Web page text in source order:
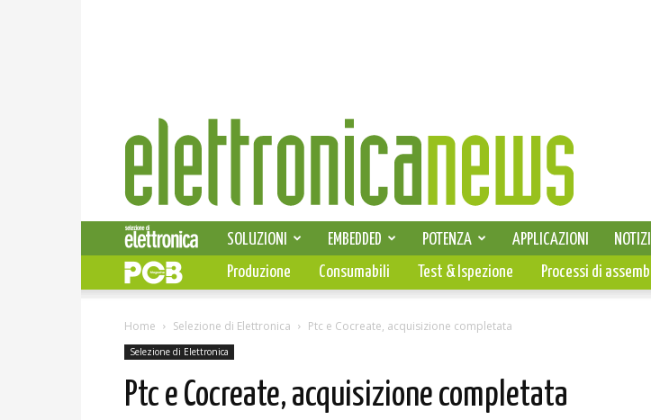
Elettronica
News
SELEZIONE DI ELETTRONICA
SOLUZIONI EMBEDDED POTENZA APPLICAZIONI
PCB
Produzione Consumabili Test & Ispezione Processi di
Home Selezione di Elettronica Ptc e Cocreate, acquisizione completata
Selezione di Elettronica
Ptc e Cocreate, acquisizione completata